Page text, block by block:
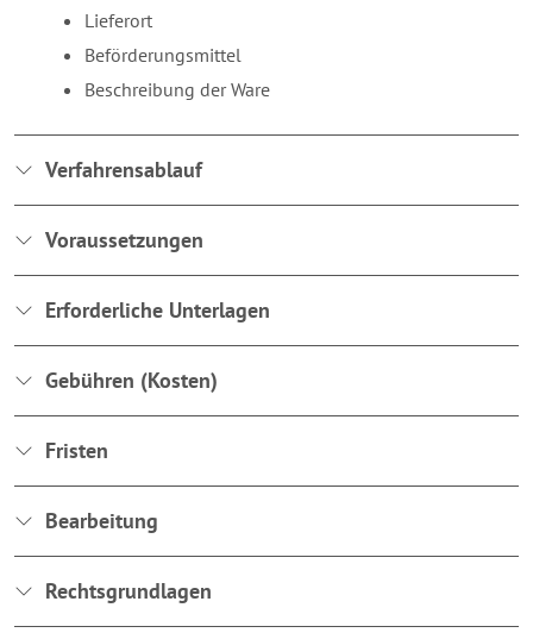
Lieferort
Beförderungsmittel
Beschreibung der Ware
Verfahrensablauf
Voraussetzungen
Erforderliche Unterlagen
Gebühren (Kosten)
Fristen
Bearbeitung
Rechtsgrundlagen